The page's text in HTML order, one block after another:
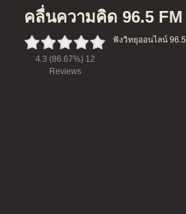
คลื่นความคิด 96.5 FM
4.3 (86.67%) 12
Reviews
ฟังวิทยุออนไลน์ 96.5